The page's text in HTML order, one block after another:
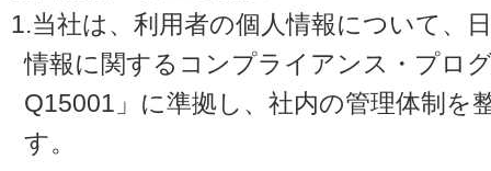
1.当社は、利用者の個人情報について、
情報に関するコンプライアンス・プロ
Q15001」に準拠し、社内の管理体制を
す。